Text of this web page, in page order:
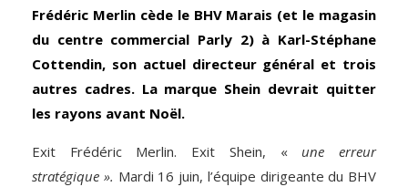
Frédéric Merlin cède le BHV Marais (et le magasin
du centre commercial Parly 2) à Karl-Stéphane
Cottendin, son actuel directeur général et trois
autres cadres. La marque Shein devrait quitter
les rayons avant Noël.
Exit Frédéric Merlin. Exit Shein, «une erreur
stratégique ». Mardi 16 juin, l’équipe dirigeante du BHV